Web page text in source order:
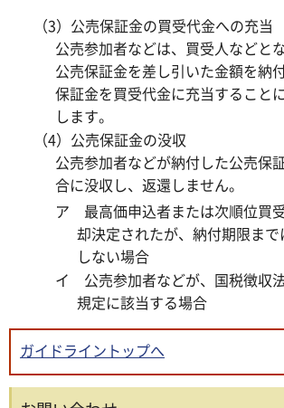
（3）公売保証金の買受代金への充当
公売参加者などは、買受人などと
公売保証金を差し引いた金額を納
保証金を買受代金に充当すること
します。
（4）公売保証金の没収
公売参加者などが納付した公売保
合に没収し、返還しません。
ア 最高価申込者または次順位買
却決定されたが、納付期限ま
しない場合
イ 公売参加者などが、国税徴収
規定に該当する場合
ガイドライントップへ